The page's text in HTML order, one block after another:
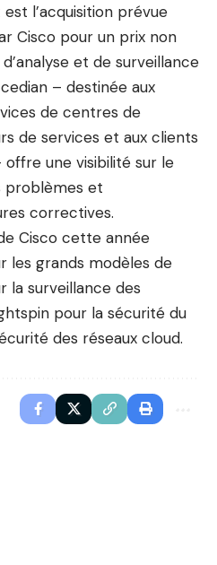
l’acquisition prévue
Cisco pour un prix non
et de surveillance
– destinée aux
de centres de
de services et aux clients
une visibilité sur le
problèmes et
correctives.
Cisco cette année
les grands modèles de
la surveillance des
pour la sécurité du
des réseaux cloud.